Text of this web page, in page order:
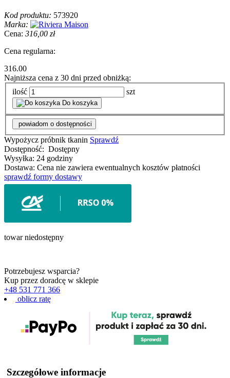
Kod produktu: 573920
Marka:
Cena: 316,00 zł
Cena regularna:
316.00
Najniższa cena z 30 dni przed obniżką:
ilość
szt
Do koszyka
powiadom o dostępności
Wypożycz próbnik tkanin Sprawdź
Dostępność: Dostępny
Wysyłka: 24 godziny
Dostawa: Cena nie zawiera ewentualnych kosztów płatności
sprawdź formy dostawy
towar niedostępny
Potrzebujesz wsparcia?
Kup przez doradcę w sklepie
+48 531 771 366
oblicz ratę
Szczegółowe informacje